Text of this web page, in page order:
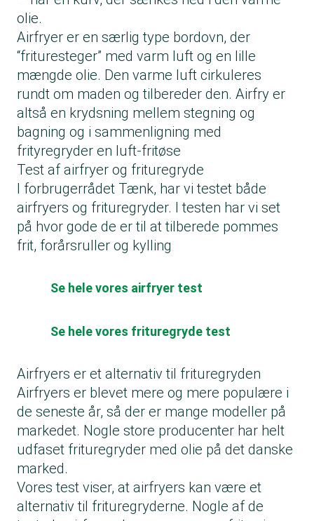
olie.
Airfryer er en særlig type bordovn, der
“frituresteger” med varm luft og en lille
mængde olie. Den varme luft cirkuleres
rundt om maden og tilbereder den. Airfry er
altså en krydsning mellem stegning og
bagning og i sammenligning med
frityregryder en luft-fritøse
Test af airfryer og frituregryde
I forbrugerrådet Tænk, har vi testet både
airfryers og frituregryder. I testen har vi set
på hvor gode de er til at tilberede pommes
frit, forårsruller og kylling
Se hele vores airfryer test
Se hele vores frituregryde test
Airfryers er et alternativ til frituregryden
Airfryers er blevet mere og mere populære i
de seneste år, så der er mange modeller på
markedet. Nogle store producenter har helt
udfaset frituregryder med olie på det danske
marked.
Vores test viser, at airfryers kan være et
alternativ til frituregryderne. Nogle af de